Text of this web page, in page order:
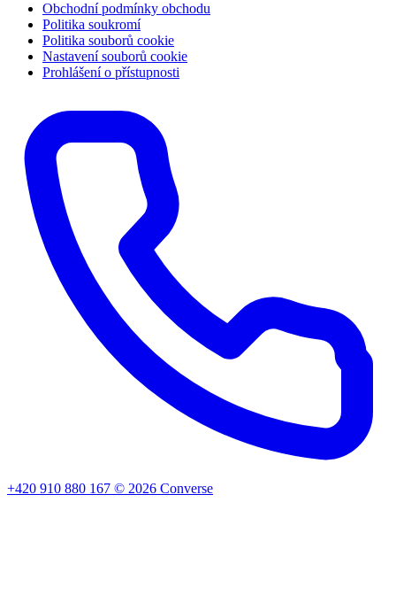
Obchodní podmínky obchodu
Politika soukromí
Politika souborů cookie
Nastavení souborů cookie
Prohlášení o přístupnosti
+420 910 880 167 © 2026 Converse